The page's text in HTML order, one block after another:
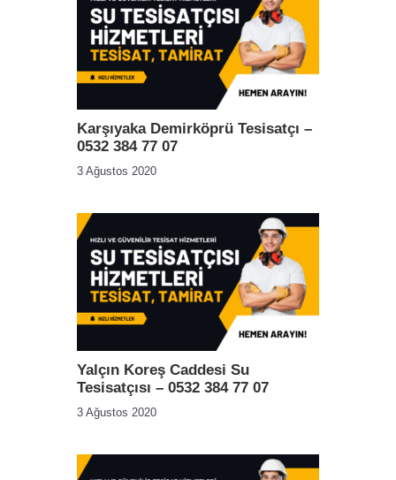
Karşıyaka Demirköprü Tesisatçı –
0532 384 77 07
3 Ağustos 2020
Yalçın Koreş Caddesi Su
Tesisatçısı – 0532 384 77 07
3 Ağustos 2020